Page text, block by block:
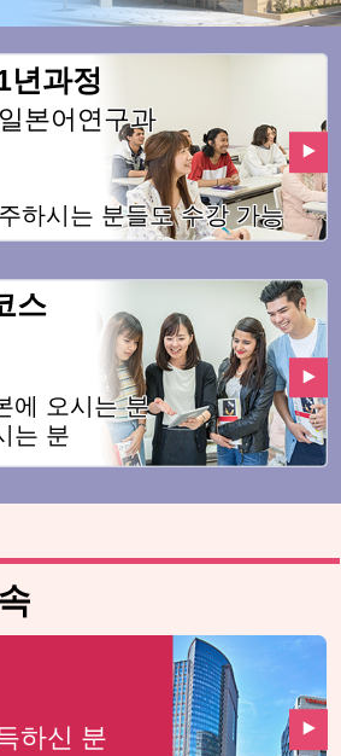
년과정
본어연구과
하시는 분들도 수강 가능
스
에 오시는 분
는 분
하신 분